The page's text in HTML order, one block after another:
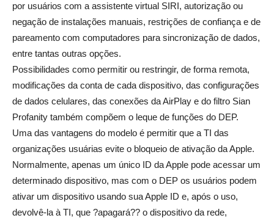
por usuários com a assistente virtual SIRI, autorização ou
negação de instalações manuais, restrições de confiança e de
pareamento com computadores para sincronização de dados,
entre tantas outras opções.
Possibilidades como permitir ou restringir, de forma remota,
modificações da conta de cada dispositivo, das configurações
de dados celulares, das conexões da AirPlay e do filtro Sian
Profanity também compõem o leque de funções do DEP.
Uma das vantagens do modelo é permitir que a TI das
organizações usuárias evite o bloqueio de ativação da Apple.
Normalmente, apenas um único ID da Apple pode acessar um
determinado dispositivo, mas com o DEP os usuários podem
ativar um dispositivo usando sua Apple ID e, após o uso,
devolvê-la à TI, que ?apagará?? o dispositivo da rede,